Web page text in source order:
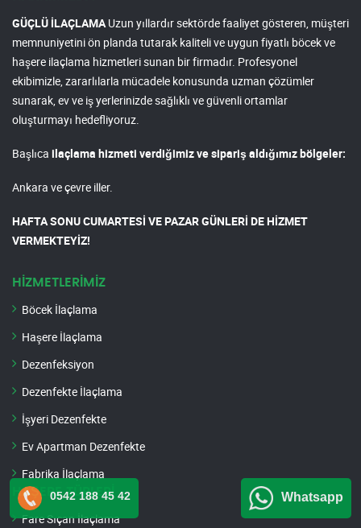
GÜÇLÜ İLAÇLAMAUzun yıllardır sektörde faaliyet gösteren, müşteri
memnuniyetini ön planda tutarak kaliteli ve uygun fiyatlı böcek ve
haşere ilaçlama hizmetleri sunan bir firmadır. Profesyonel
ekibimizle, zararlılarla mücadele konusunda uzman çözümler
sunarak, ev ve iş yerlerinizde sağlıklı ve güvenli ortamlar
oluşturmayı hedefliyoruz.
Başlıca ilaçlama hizmeti verdiğimiz ve sipariş aldığımız bölgeler:
Ankara ve çevre iller.
HAFTA SONU CUMARTESİ VE PAZAR GÜNLERİ DE HİZMET
VERMEKTEYİZ!
HİZMETLERİMİZ
Böcek İlaçlama
Haşere İlaçlama
Dezenfeksiyon
Dezenfekte İlaçlama
İşyeri Dezenfekte
Ev Apartman Dezenfekte
Fabrika İlaçlama
HAŞERE TÜRLERİ
Fare Sıçan İlaçlama
0542 188 45 42 Whatsapp